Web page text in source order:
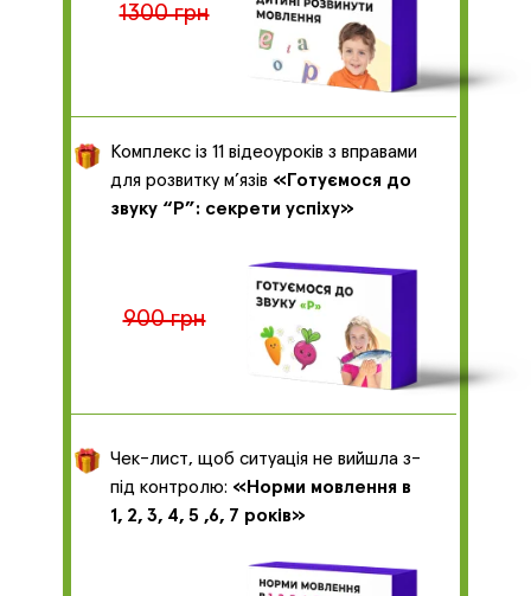
Комплекс із 11 відеоуроків з вправами
для розвитку м’язів «Готуємося до
звуку “Р”: секрети успіху»
Чек-лист, щоб ситуація не вийшла з-
під контролю: «Норми мовлення в
1, 2, 3, 4, 5 ,6, 7 років»
1300 грн
900 грн